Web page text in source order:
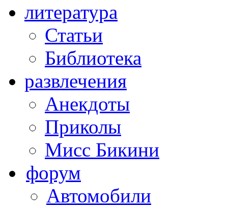
литература
Статьи
Библиотека
развлечения
Анекдоты
Приколы
Мисс Бикини
форум
Автомобили